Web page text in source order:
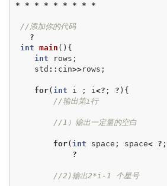
*
* * * * * * * *
//添加你的代码
?
int main (){
int
rows ;
std :: cin>>rows ;
for( int i ; i<? ; ? ){
//输出第i行
//1）输出一定量的空白
for( int space ; space< ? ;
?
//2)输出2*i-1 个星号